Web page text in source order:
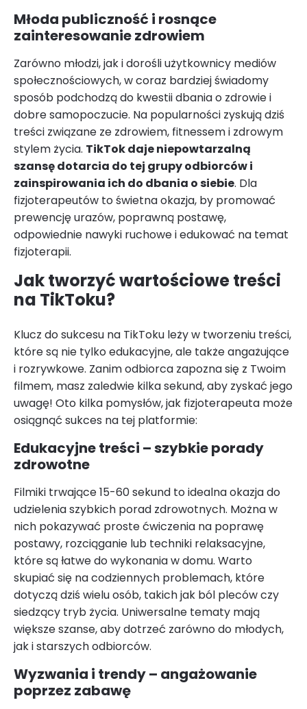
Młoda publiczność i rosnące
zainteresowanie zdrowiem
Zarówno młodzi, jak i dorośli użytkownicy mediów
społecznościowych, w coraz bardziej świadomy
sposób podchodzą do kwestii dbania o zdrowie i
dobre samopoczucie. Na popularności zyskują dziś
treści związane ze zdrowiem, fitnessem i zdrowym
stylem życia. TikTok daje niepowtarzalną
szansę dotarcia do tej grupy odbiorców i
zainspirowania ich do dbania o siebie. Dla
fizjoterapeutów to świetna okazja, by promować
prewencję urazów, poprawną postawę,
odpowiednie nawyki ruchowe i edukować na temat
fizjoterapii.
Jak tworzyć wartościowe treści
na TikToku?
Klucz do sukcesu na TikToku leży w tworzeniu treści,
które są nie tylko edukacyjne, ale także angażujące
i rozrywkowe. Zanim odbiorca zapozna się z Twoim
filmem, masz zaledwie kilka sekund, aby zyskać jego
uwagę! Oto kilka pomysłów, jak fizjoterapeuta może
osiągnąć sukces na tej platformie:
Edukacyjne treści – szybkie porady
zdrowotne
Filmiki trwające 15-60 sekund to idealna okazja do
udzielenia szybkich porad zdrowotnych. Można w
nich pokazywać proste ćwiczenia na poprawę
postawy, rozciąganie lub techniki relaksacyjne,
które są łatwe do wykonania w domu. Warto
skupiać się na codziennych problemach, które
dotyczą dziś wielu osób, takich jak ból pleców czy
siedzący tryb życia. Uniwersalne tematy mają
większe szanse, aby dotrzeć zarówno do młodych,
jak i starszych odbiorców.
Wyzwania i trendy – angażowanie
poprzez zabawę